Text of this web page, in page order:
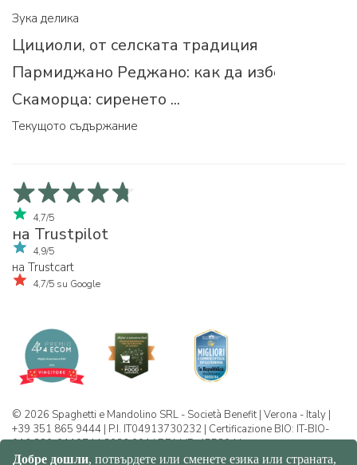
Зука делика
Цициоли, от селската традиция
Пармиджано Реджано: как да изберем
Скаморца: сиренето ...
Текущото съдържание
4,7/5
на Trustpilot
4,9/5
на Trustcart
4,7/5 su Google
© 2026 Spaghetti e Mandolino SRL - Società Benefit | Verona - Italy |
+39 351 865 9444 | P.I. IT04913730232 | Certificazione BIO: IT-BIO-
016.380-0110744.2026.001 | REA VR-455804 |